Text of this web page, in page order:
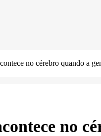
no cérebro quando a
no